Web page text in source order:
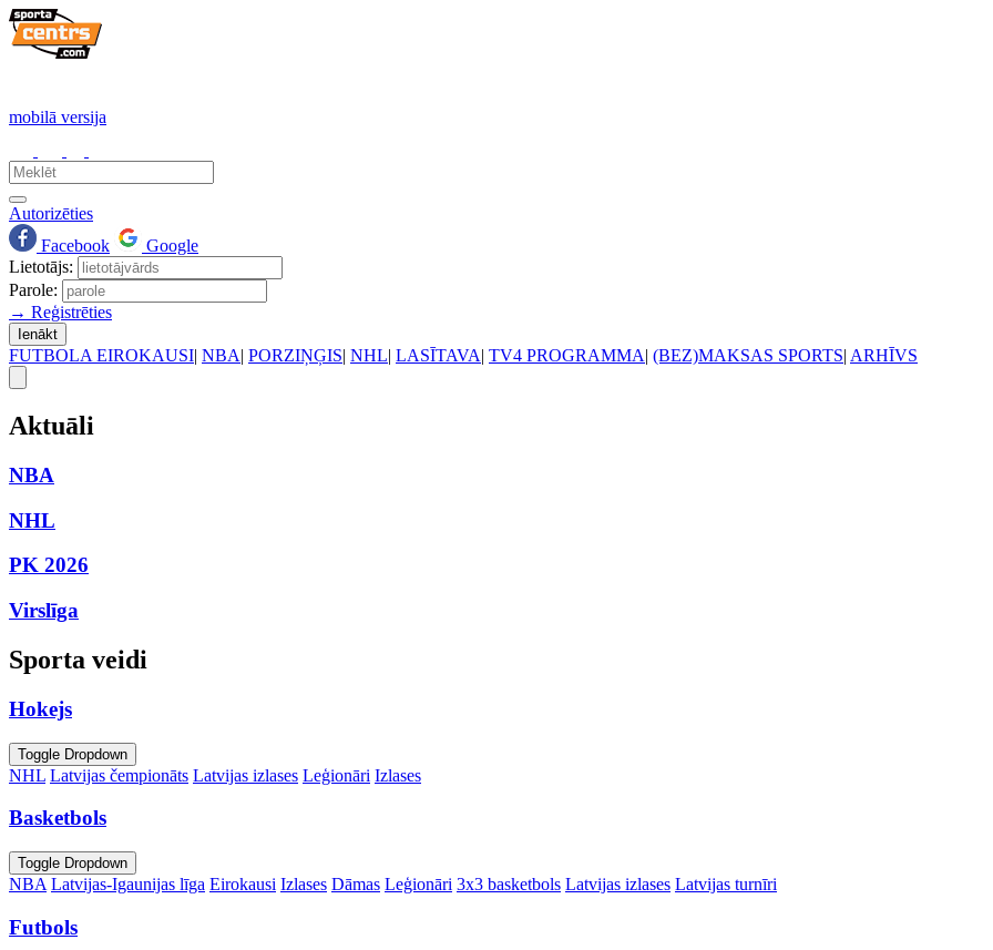
mobilā versija
Autorizēties
Facebook
Google
Lietotājs:
Parole:
→ Reģistrēties
Ienākt
FUTBOLA EIROKAUSI| NBA| PORZIŅĢIS| NHL| LASĪTAVA| TV4 PROGRAMMA| (BEZ)MAKSAS SPORTS| ARHĪVS
Aktuāli
NBA
NHL
PK 2026
Virslīga
Sporta veidi
Hokejs
Toggle Dropdown
NHL Latvijas čempionāts Latvijas izlases Leģionāri Izlases
Basketbols
Toggle Dropdown
NBA Latvijas-Igaunijas līga Eirokausi Izlases Dāmas Leģionāri 3x3 basketbols Latvijas izlases Latvijas turnīri
Futbols